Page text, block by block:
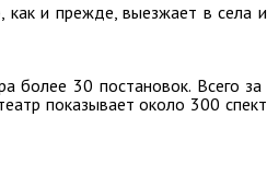
и прежде, выезжает в села
более 30 постановок. Всего
показывает около 300